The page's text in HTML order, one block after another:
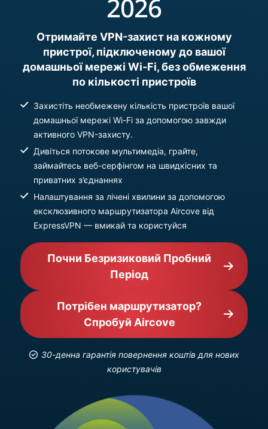
2026
Отримайте VPN-захист на кожному
пристрої, підключеному до вашої
домашньої мережі Wi-Fi, без обмеження
по кількості пристроїв
Захистіть необмежену кількість пристроїв вашої
домашньої мережі Wi-Fi за допомогою завжди
активного VPN-захисту.
Дивіться потокове мультимедіа, грайте,
займайтесь веб-серфінгом на швидкісних та
приватних з’єднаннях
Налаштування за лічені хвилини за допомогою
ексклюзивного маршрутизатора Aircove від
ExpressVPN — вмикай та користуйся
Почни Безризиковий Пробний
Період
Потрібен маршрутизатор?
Спробуй Aircove
30-денна гарантія повернення коштів для нових
користувачів